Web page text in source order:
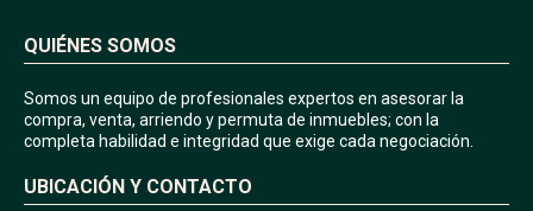
QUIÉNES SOMOS
Somos un equipo de profesionales expertos en asesorar la
compra, venta, arriendo y permuta de inmuebles; con la
completa habilidad e integridad que exige cada negociación.
UBICACIÓN Y CONTACTO